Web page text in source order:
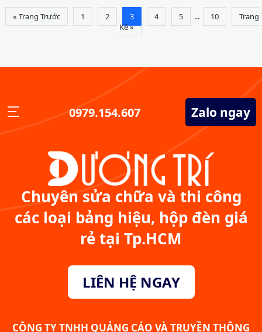
« Trang Trước 1 2 3 4 5 ... 10
Trang
Kế »
0979.154.607 Zalo ngay
Chuyên sửa chữa và thi công
các loại bảng hiệu, hộp đèn giá
rẻ tại Tp.HCM
LIÊN HỆ NGAY
CÔNG TY TNHH QUẢNG CÁO VÀ TRUYỀN THÔNG